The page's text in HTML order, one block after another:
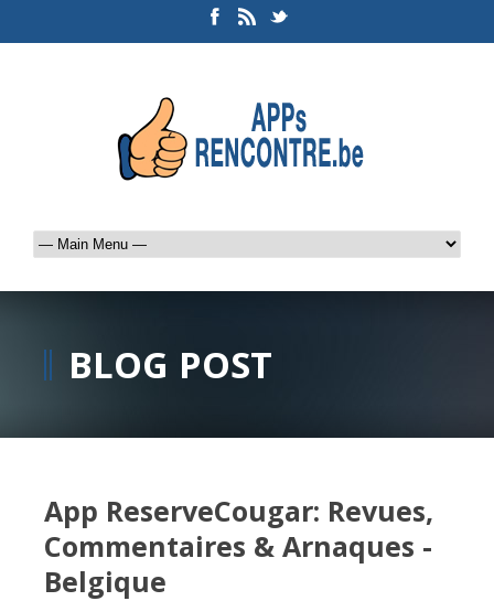
BLOG POST
App ReserveCougar: Revues,
Commentaires & Arnaques -
Belgique